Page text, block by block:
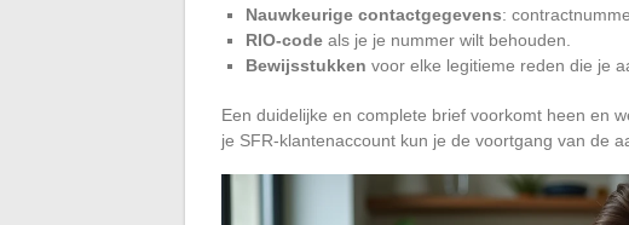
Nauwkeurige contactgegevens:
RIO-code als je je nummer wilt behouden.
Bewijsstukken voor elke legitieme reden die je
Een duidelijke en complete brief voorkomt heen en
je SFR-klantenaccount kun je de voortgang van de